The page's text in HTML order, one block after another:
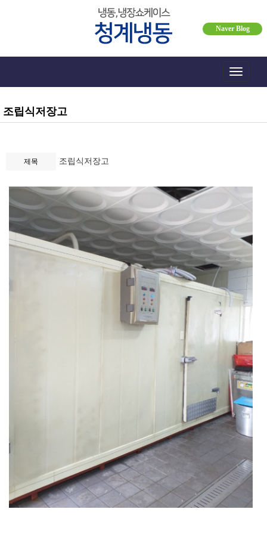
Naver Blog
Toggle
조립식저장고
제목 조립식저장고